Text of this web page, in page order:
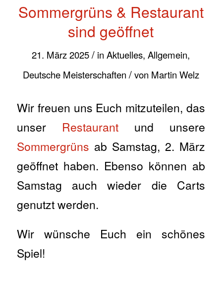
Sommergrüns & Restaurant
sind geöffnet
21. März 2025 / inAktuelles,Allgemein,
Deutsche Meisterschaften /von Martin Welz
Wir freuen uns Euch mitzuteilen, das
unser Restaurantund unsere
Sommergrüns ab Samstag, 2. März
geöffnet haben. Ebenso können ab
Samstag auch wieder die Carts
genutzt werden.
Wir wünsche Euch ein schönes
Spiel!